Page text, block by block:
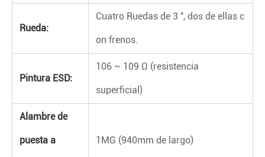
Rueda:
Cuatro Ruedas de 3 '', dos de ellas c
on frenos.
Pintura ESD:
106 ~ 109 Ω (resistencia
superficial)
Alambre de
puesta a 1MG (940mm de largo)